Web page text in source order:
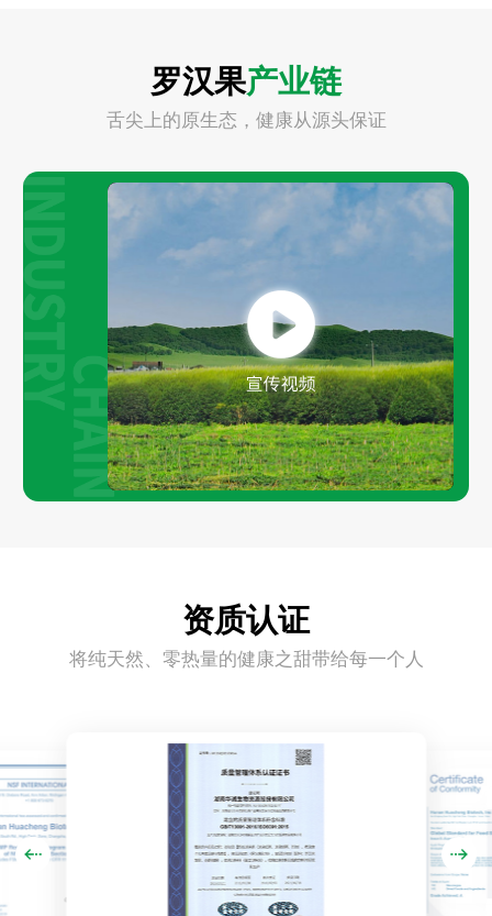
罗汉果产业链
舌尖上的原生态，健康从源头保证
Video
资质认证
将纯天然、零热量的健康之甜带给每一个人